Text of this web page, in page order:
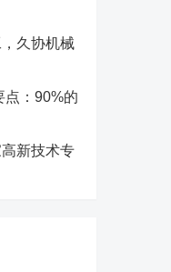
久协机械
点：90%的
新技术专